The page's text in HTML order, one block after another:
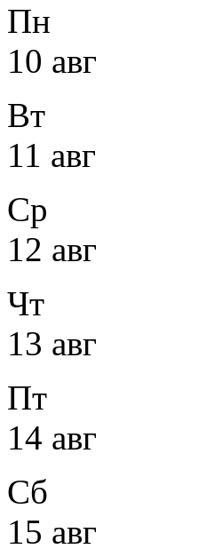
Пн
10 авг
Вт
11 авг
Ср
12 авг
Чт
13 авг
Пт
14 авг
Сб
15 авг